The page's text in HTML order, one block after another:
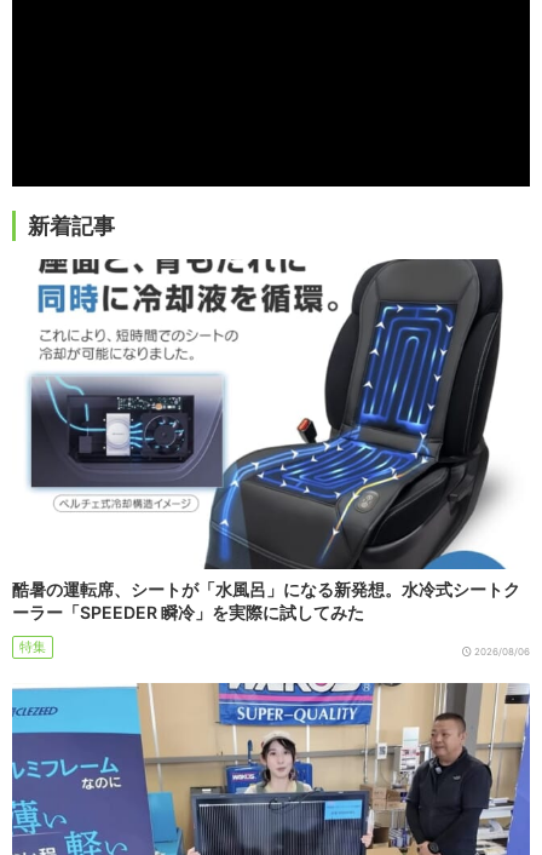
新着記事
酷暑の運転席、シートが「水風呂」になる新発想。水冷式シートク
ーラー「SPEEDER 瞬冷」を実際に試してみた
特集 2026/08/06